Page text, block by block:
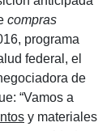
compras
programa
federal, el
de
“Vamos a
y materiales